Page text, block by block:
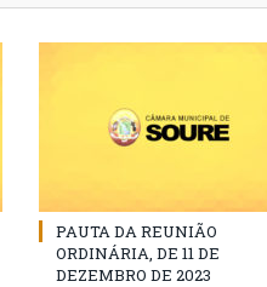
PAUTA DA REUNIÃO
ORDINÁRIA, DE 11 DE
DEZEMBRO DE 2023